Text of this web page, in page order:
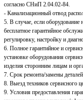
согласно СНиП 2.04.02-84.
- Канализационный отвод
5. В случае, если
бесплатное гарантийное
регулировку, настройку и
6. Полное гарантийное и
установке оборудования
изделия сторонним лицам и
7. Срок ремонта/замены
8. Выезд техников сервисного
9. Условия предоставления